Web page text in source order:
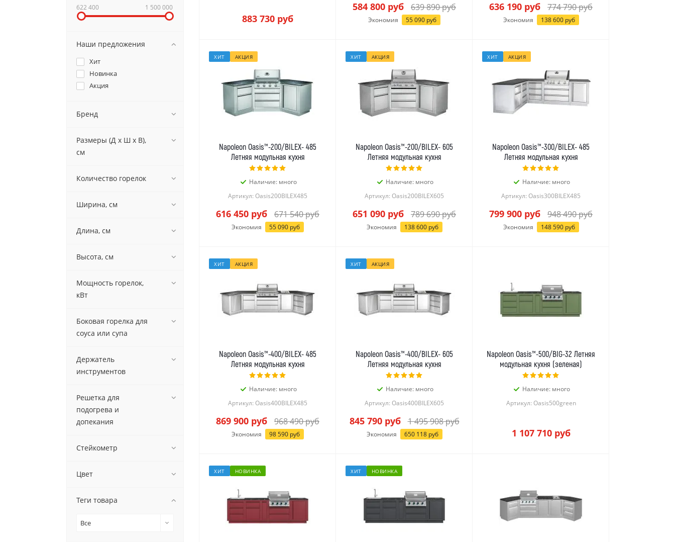
883 730 руб
584 800 руб 639 890руб
Экономия 55 090 руб
636 190 руб 774 790руб
Экономия 138 600руб
ХИТ АКЦИЯ
Napoleon Oasis™-200/BILEX- 485
Летняя модульная кухня
Наличие: много
Артикул: Oasis200BILEX485
616 450 руб 671 540руб
Экономия 55 090 руб
ХИТ АКЦИЯ
Napoleon Oasis™-200/BILEX- 605
Летняя модульная кухня
Наличие: много
Артикул: Oasis200BILEX605
651 090 руб 789 690руб
Экономия 138 600руб
ХИТ АКЦИЯ
Napoleon Oasis™-300/BILEX- 485
Летняя модульная кухня
Наличие: много
Артикул: Oasis300BILEX485
799 900 руб 948 490руб
Экономия 148 590руб
ХИТ АКЦИЯ
Napoleon Oasis™-400/BILEX- 485
Летняя модульная кухня
Наличие: много
Артикул: Oasis400BILEX485
869 900 руб 968 490руб
Экономия 98 590 руб
ХИТ АКЦИЯ
Napoleon Oasis™-400/BILEX- 605
Летняя модульная кухня
Наличие: много
Артикул: Oasis400BILEX605
845 790руб 1 495 908руб
Экономия 650 118руб
Napoleon Oasis™-500/BIG-32 Летняя
модульная кухня (зеленая)
Наличие: много
Артикул: Oasis500green
1 107 710руб
ХИТ НОВИНКА ХИТ НОВИНКА
622 400 1 500 000
Наши предложения
Хит
Новинка
Акция
Бренд
Размеры (Д х Ш х В),
см
Количество горелок
Ширина, см
Длина, см
Высота, см
Мощность горелок,
кВт
Боковая горелка для
соуса или супа
Держатель
инструментов
Решетка для
подогрева и
допекания
Стейкометр
Цвет
Теги товара
Все